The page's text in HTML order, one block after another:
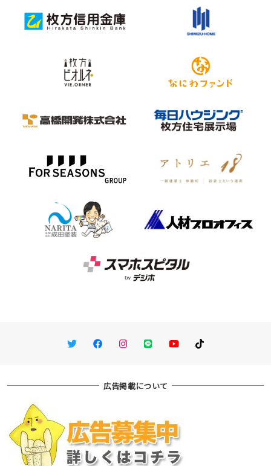
TwitterFacebookInstagram
LINE You TubeTikTok
広告掲載について